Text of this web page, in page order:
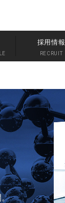
採用情報
RECRUIT
。